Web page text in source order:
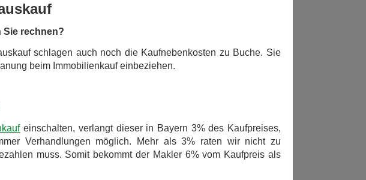
Sie rechnen?
schlagen auch noch die Kaufnebenkosten zu Buche. Sie
beim Immobilienkauf einbeziehen.
einschalten, verlangt dieser in Bayern 3% des Kaufpreises,
Verhandlungen möglich. Mehr als 3% raten wir nicht zu
muss. Somit bekommt der Makler 6% vom Kaufpreis als